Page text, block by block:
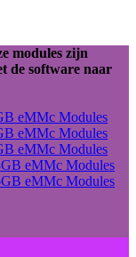
modules zijn
de software naar
eMMc Modules
eMMc Modules
eMMc Modules
eMMc Modules
eMMc Modules